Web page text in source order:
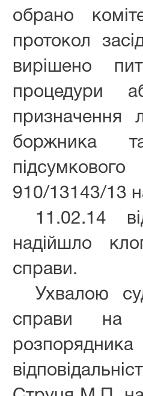
обрано
протокол
вирішено
процедури
призначення
боржника
910/13143/13
11.02.14
надійшло
справи.
Ухвалою
справи на